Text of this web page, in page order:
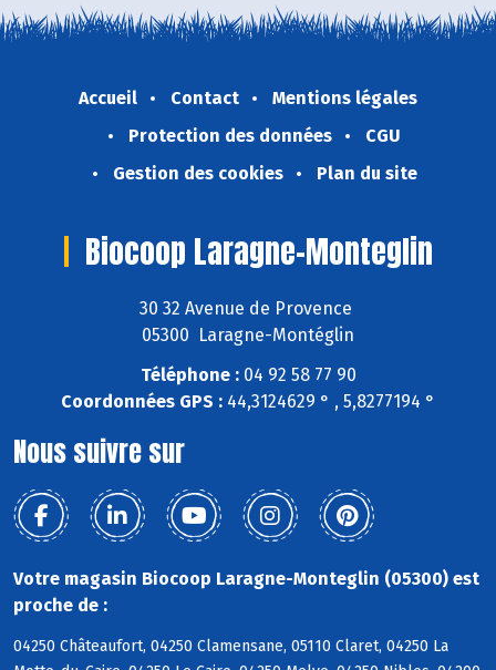
Accueil Contact
Mentions légales
Protection des données
CGU
Gestion des cookies
Plan du site
Biocoop Laragne-Monteglin
30 32 Avenue de Provence
05300 Laragne-Montéglin
Téléphone :04 92 58 77 90
Coordonnées GPS : 44,3124629 ° , 5,8277194 °
Nous suivre sur
Votre magasin Biocoop Laragne-Monteglin (05300) est
proche de :
04250 Châteaufort, 04250 Clamensane, 05110 Claret, 04250 La